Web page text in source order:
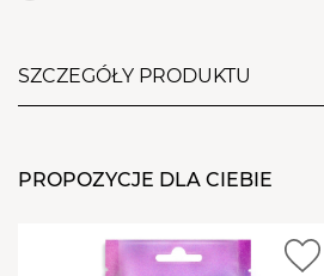
SZCZEGÓŁY PRODUKTU
wąskiego stożka z drobnymi
z naturalnej płytki paznokcia jak
PROPOZYCJE DLA CIEBIE